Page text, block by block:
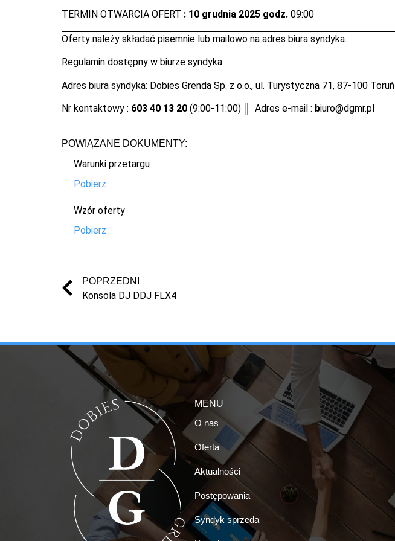
TERMIN OTWARCIA OFERT : 10 grudnia 2025 godz. 09:00
Oferty należy składać pisemnie lub mailowo na adres biura syndyka.
Regulamin dostępny w biurze syndyka.
Adres biura syndyka: Dobies Grenda Sp. z o.o., ul. Turystyczna 71, 87-100 Toruń
Nr kontaktowy : 603 40 13 20 (9:00-11:00) ║ Adres e-mail : biuro@dgmr.pl
POWIĄZANE DOKUMENTY:
Warunki przetargu
Pobierz
Wzór oferty
Pobierz
POPRZEDNI
Konsola DJ DDJ FLX4
MENU
O nas
Oferta
Aktualności
Postępowania
Syndyk sprzeda